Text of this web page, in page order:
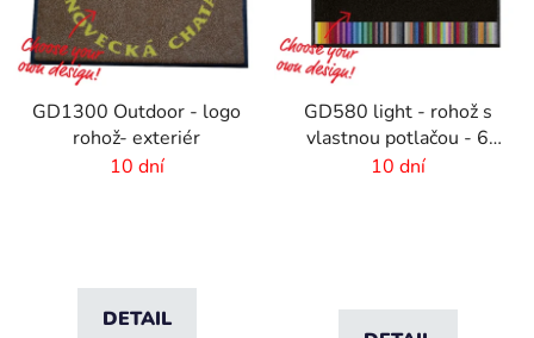
GD1300 Outdoor - logo
rohož- exteriér
10 dní
DETAIL
GD580 light - rohož s
vlastnou potlačou - 6
mm vlas
10 dní